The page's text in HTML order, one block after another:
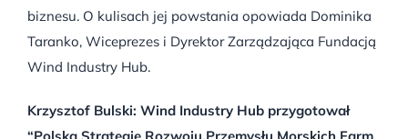
biznesu. O kulisach jej powstania opowiada Dominika
Taranko, Wiceprezes i Dyrektor Zarządzająca Fundacją
Wind Industry Hub.
Krzysztof Bulski: Wind Industry Hub przygotował